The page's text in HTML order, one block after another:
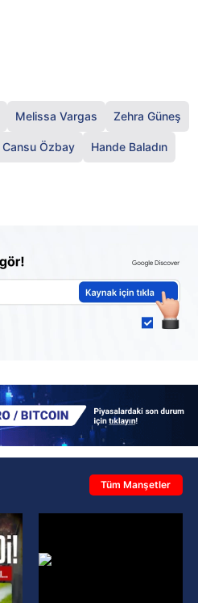
Melissa Vargas Zehra Güneş
Cansu Özbay Hande Baladın
Tüm Manşetler